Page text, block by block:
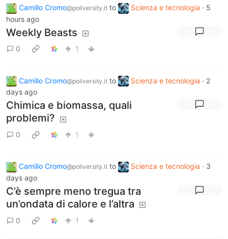
Camillo Cromo@poliversity.it to Scienza e tecnologia · 5
hours ago
Weekly Beasts
0 1
Camillo Cromo@poliversity.it to Scienza e tecnologia · 2
days ago
Chimica e biomassa, quali
problemi?
0 1
Camillo Cromo@poliversity.it to Scienza e tecnologia · 3
days ago
C’è sempre meno tregua tra
un’ondata di calore e l’altra
0 1